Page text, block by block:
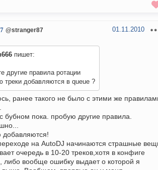
@stranger87 01.11.2010
пишет:
другие правила ротации
треки добавляются в queue ?
ранее такого не было с этими же
бубном пока. пробую другие правила.
добавляются!
на AutoDJ начинаются страшные
очередь в 10-20 треков,хотя в конфиге
либо вообще ошибку выдает о которой я